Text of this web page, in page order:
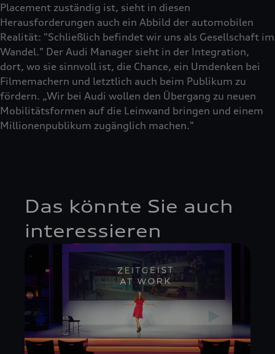
Placement zuständig ist, sieht in diesen
Herausforderungen auch ein Abbild der automobilen
Realität: "Schließlich befindet wir uns als Gesellschaft im
Wandel." Der Audi Manager sieht in der Integration,
dort, wo sie sinnvoll ist, die Chance, ein Umdenken bei
Filmemachern und letztlich auch beim Publikum zu
fördern. „Wir bei Audi wollen den Übergang zu neuen
Mobilitätsformen auf die Leinwand bringen und einem
Millionenpublikum zugänglich machen."
Das könnte Sie auch
interessieren